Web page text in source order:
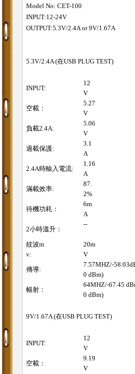
Model No: CET-100
INPUT:12-24V
OUTPUT:5.3V/2.4A or 9V/1.67A
5.3V/2.4A (在USB PLUG TEST)
INPUT:
12
V
空載：
5.27
V
負載2.4A:
5.06
V
過載保護:
3.1
A
2.4A時輸入電流:
1.16
A
滿載效率:
87.
2%
待機功耗：
6m
A
2小時溫升：
--
紋波m
v:
20m
V
傳導:
7.57MHZ/-
0 dBm)
幅射：
64MHZ/-67.45
0 dBm)
9V/1.67A (在USB PLUG TEST)
INPUT:
12
V
空載：
9.19
V